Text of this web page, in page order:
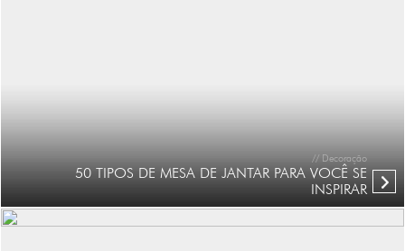
// Decoração
50 TIPOS DE MESA DE JANTAR PARA VOCÊ SE
INSPIRAR